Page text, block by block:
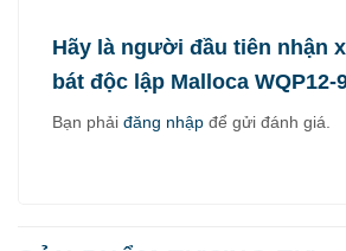
Hãy là người đầu tiên nhận
bát độc lập Malloca WQP12-
Bạn phải đăng nhập để gửi đánh giá.